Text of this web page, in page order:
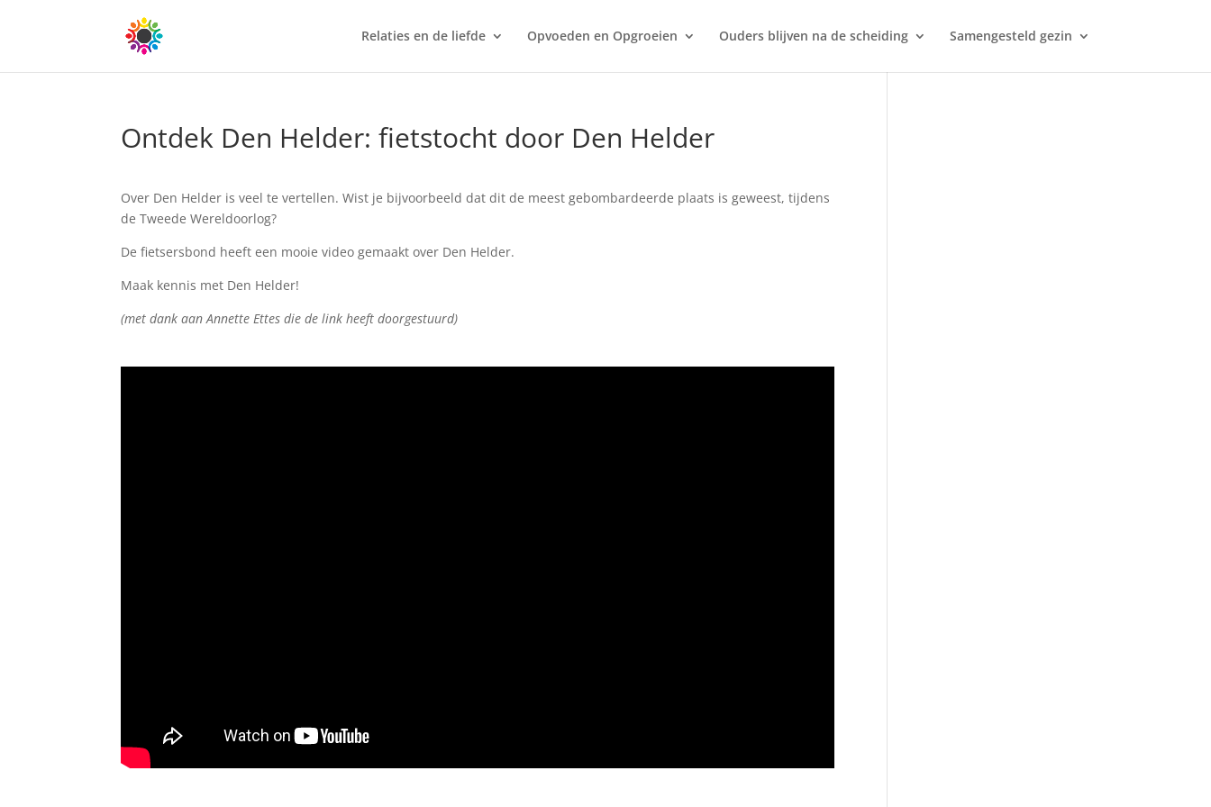
Relaties en de liefde Opvoeden en Opgroeien Ouders blijven na de scheiding Samengesteld gezin
Ontdek Den Helder: fietstocht door Den Helder
Over Den Helder is veel te vertellen. Wist je bijvoorbeeld dat dit de meest gebombardeerde plaats is geweest, tijdens
de Tweede Wereldoorlog?
De fietsersbond heeft een mooie video gemaakt over Den Helder.
Maak kennis met Den Helder!
(met dank aan Annette Ettes die de link heeft doorgestuurd)